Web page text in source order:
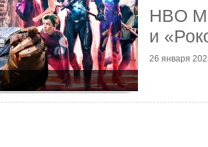
HBO
и
26 января